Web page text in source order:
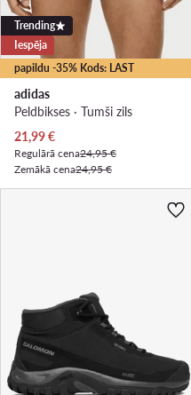
papildu -35% Kods: LAST
Trending
Iespēja
adidas
Peldbikses · Tumši zils
Pašreizējā cena
21,99€
Regulārā cena24,95 €
Zemākā cena24,95 €